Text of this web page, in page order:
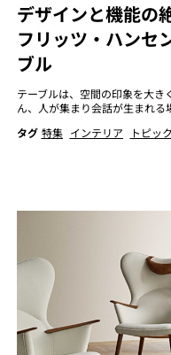
デザインと機能の
フリッツ・ハンセ
ブル
テーブルは、空間の印象を大き
ん、人が集まり会話が生まれる
タグ 特集 インテリア
トピッ